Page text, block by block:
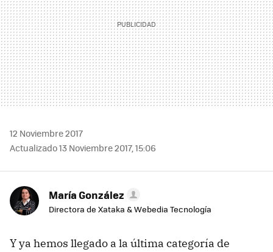
12 Noviembre 2017
Actualizado 13 Noviembre 2017, 15:06
María González
Directora de Xataka & Webedia Tecnología
Y ya hemos llegado a la última categoría de